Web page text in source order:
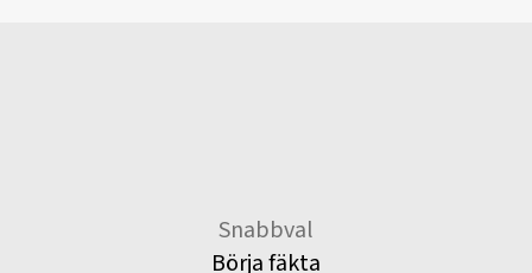
Snabbval
Börja fäkta